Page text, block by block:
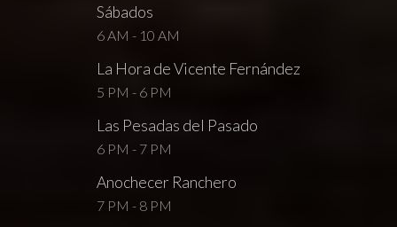
Sábados
6 AM - 10 AM
La Hora de Vicente Fernández
5 PM - 6 PM
Las Pesadas del Pasado
6 PM - 7 PM
Anochecer Ranchero
7 PM - 8 PM